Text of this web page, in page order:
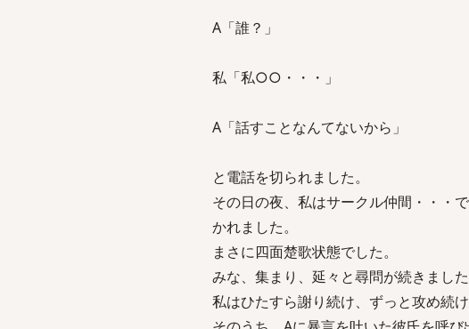
A「誰？」
私「私○○・・・」
A「話すことなんてないから」
と電話を切られました。
その日の夜、私はサークル仲間・・・
かれました。
まさに四面楚歌状態でした。
みな、集まり、延々と尋問が続きました
私はひたすら謝り続け、ずっと攻め続け